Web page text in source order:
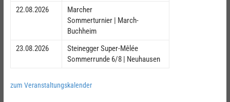
22.08.2026
Marcher
Sommerturnier | March-
Buchheim
23.08.2026
Steinegger Super-Mêlée
Sommerrunde 6/8 | Neuhausen
zum Veranstaltungskalender